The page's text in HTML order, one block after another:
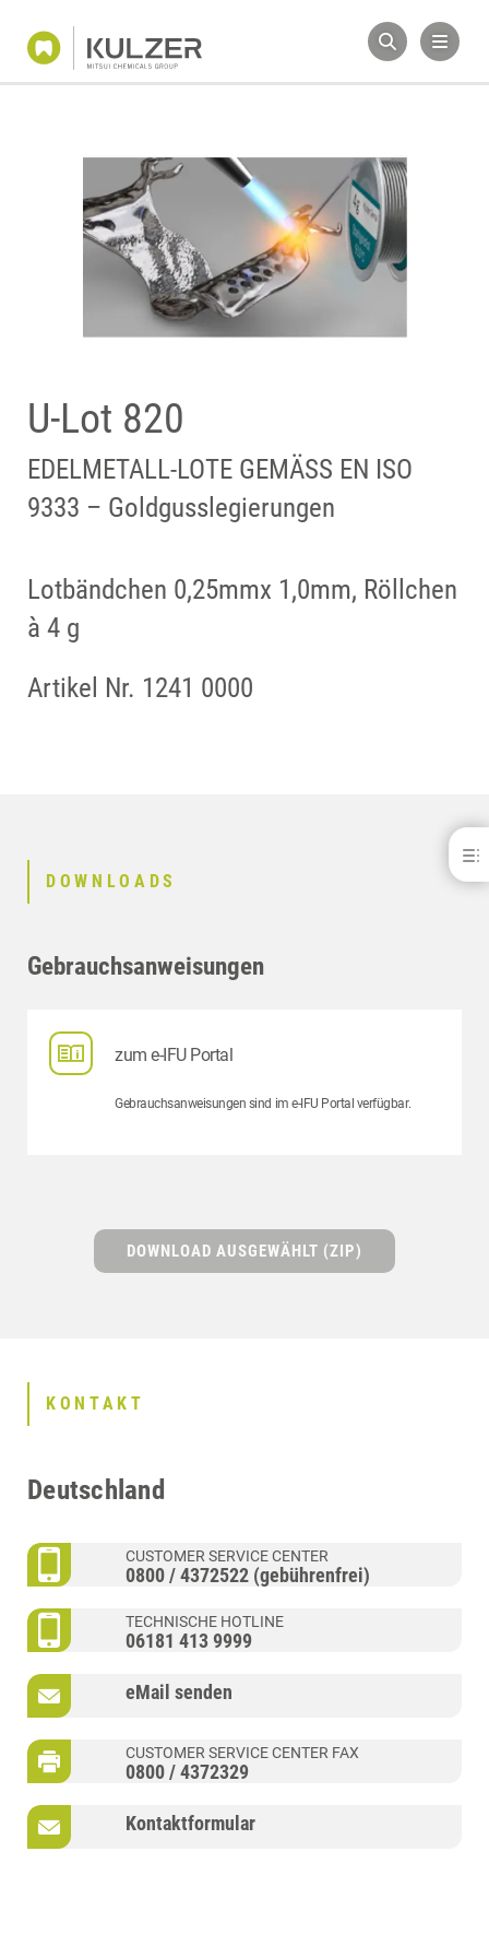
U-Lot 820
EDELMETALL-LOTE GEMÄSS EN ISO
9333 – Goldgusslegierungen
Lotbändchen 0,25mmx 1,0mm, Röllchen
à 4 g
Artikel Nr. 1241 0000
DOWNLOADS
Gebrauchsanweisungen
zum e-IFU Portal
Gebrauchsanweisungen sind im e-IFU Portal verfügbar.
DOWNLOAD AUSGEWÄHLT (ZIP)
KONTAKT
Deutschland
CUSTOMER SERVICE CENTER
0800 / 4372522 (gebührenfrei)
TECHNISCHE HOTLINE
06181 413 9999
eMail senden
CUSTOMER SERVICE CENTER FAX
0800 / 4372329
Kontaktformular